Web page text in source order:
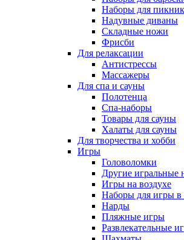
Наборы для
Надувные диваны
Складные ножи
Фрисби
Для релаксации
Антистрессы
Массажеры
Для спа и сауны
Полотенца
Спа-наборы
Товары для сауны
Халаты для сауны
Для творчества и хобби
Игры
Головоломки
Другие игральные
Игры на воздухе
Наборы для игры в
Нарды
Пляжные игры
Развлекательные